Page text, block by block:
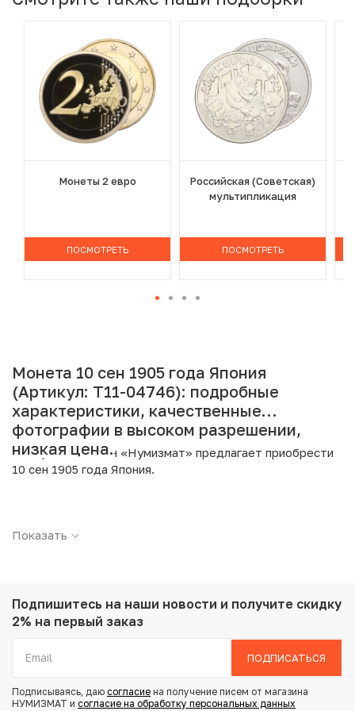
Монеты 2 евро
ПОСМОТРЕТЬ
Российская (Советская)
мультипликация
ПОСМОТРЕТЬ
Монета 10 сен 1905 года Япония
(Артикул: T11-04746): подробные
характеристики, качественные
фотографии в высоком разрешении,
низкая цена.
Интернет магазин «Нумизмат» предлагает приобрести
10 сен 1905 года Япония.
Страна: Япония
Проба: 800
Вес: 2.7 г
Тираж: 34.182.194
Показать
Подпишитесь на наши новости и получите скидку
2% на первый заказ
ПОДПИСАТЬСЯ
Подписываясь, даю согласие на получение писем от магазина
НУМИЗМАТ и согласие на обработку персональных данных